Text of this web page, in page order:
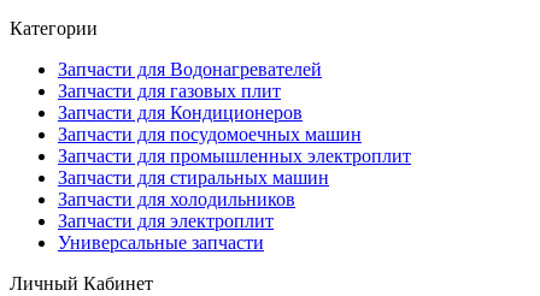
Категории
Запчасти для Водонагревателей
Запчасти для газовых плит
Запчасти для Кондиционеров
Запчасти для посудомоечных машин
Запчасти для промышленных электроплит
Запчасти для стиральных машин
Запчасти для холодильников
Запчасти для электроплит
Универсальные запчасти
Личный Кабинет